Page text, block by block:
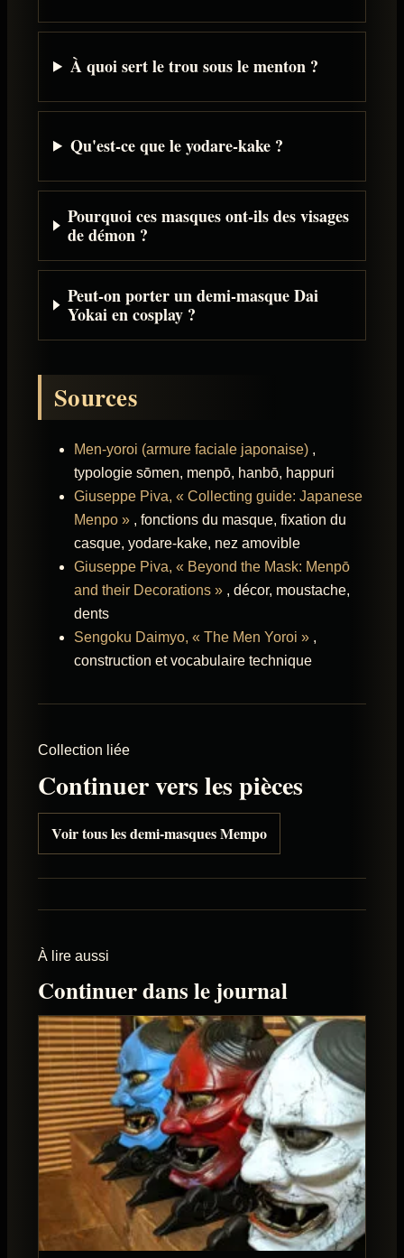
À quoi sert le trou sous le menton ?
Qu'est-ce que le yodare-kake ?
Pourquoi ces masques ont-ils des visages
de démon ?
Peut-on porter un demi-masque Dai
Yokai en cosplay ?
Sources
Men-yoroi (armure faciale japonaise) ,
typologie sōmen, menpō, hanbō, happuri
Giuseppe Piva, « Collecting guide: Japanese
Menpo » , fonctions du masque, fixation du
casque, yodare-kake, nez amovible
Giuseppe Piva, « Beyond the Mask: Menpō
and their Decorations » , décor, moustache,
dents
Sengoku Daimyo, « The Men Yoroi » ,
construction et vocabulaire technique
Collection liée
Continuer vers les pièces
Voir tous les demi-masques Mempo
À lire aussi
Continuer dans le journal